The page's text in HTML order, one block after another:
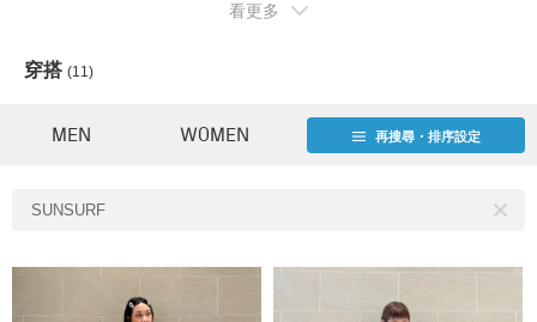
看更多
穿搭 (11)
MEN WOMEN 再搜尋・排序設定
SUNSURF